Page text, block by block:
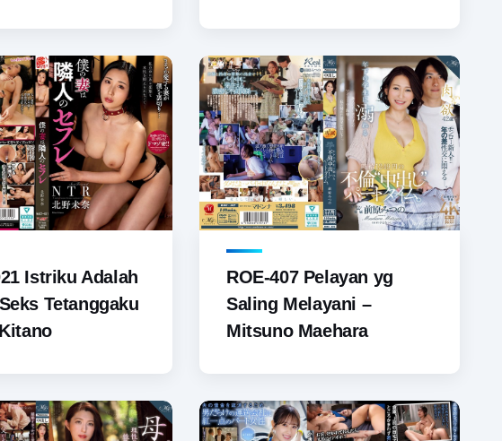
Istriku Adalah
Tetanggaku
ROE-407 Pelayan yg
Saling Melayani –
Mitsuno Maehara